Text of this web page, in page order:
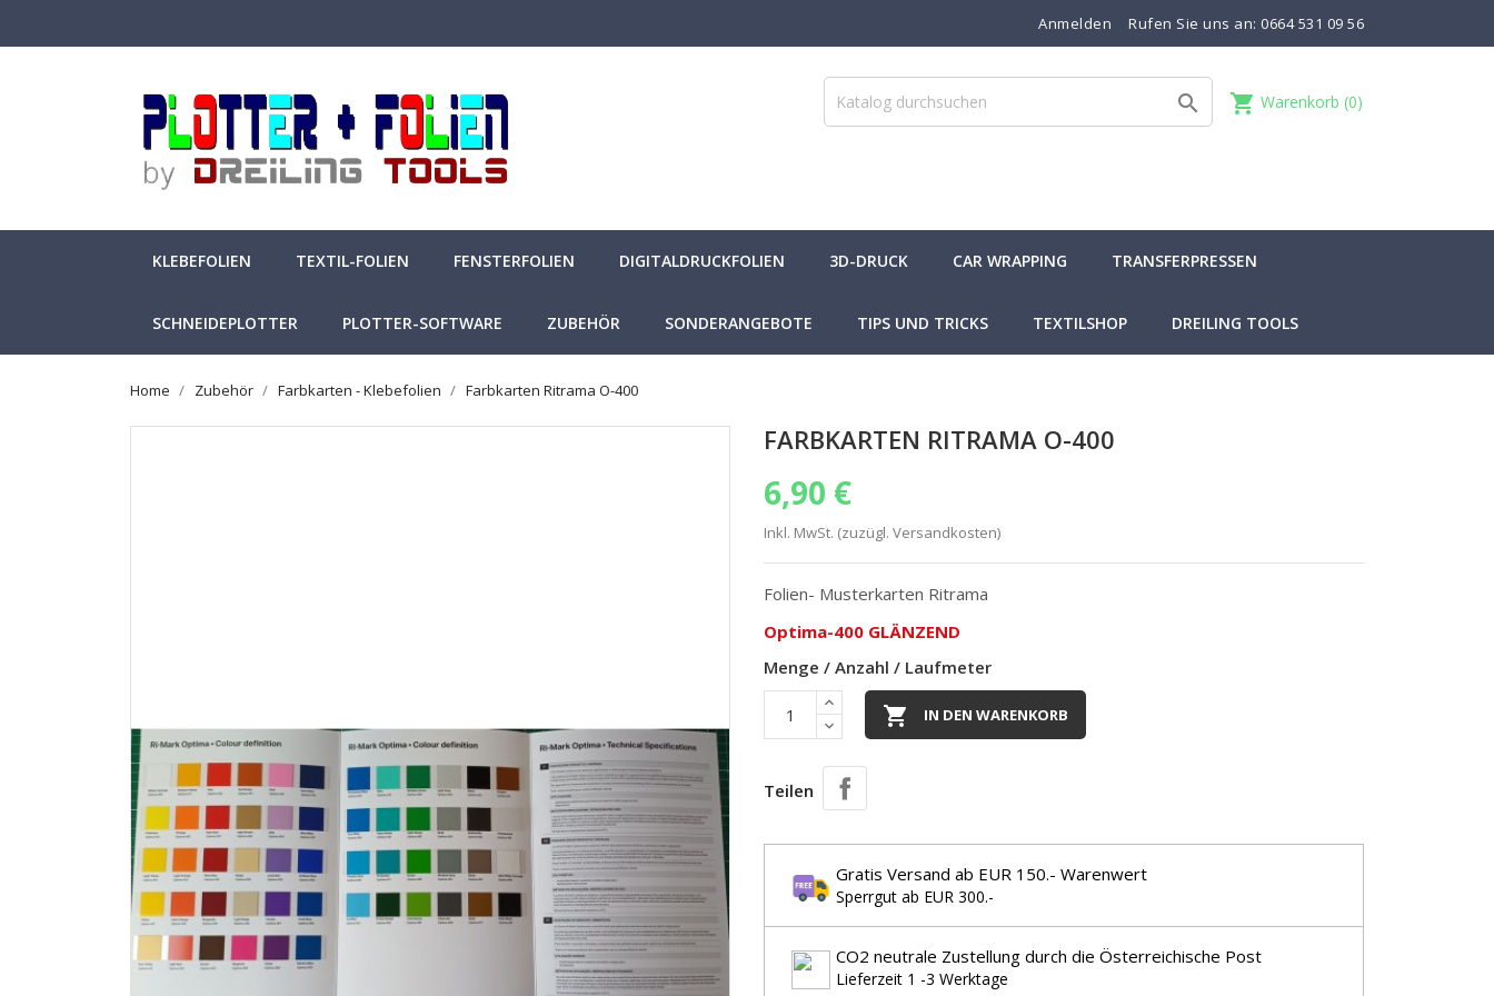
Anmelden Rufen Sie uns an: 0664 531 09 56
shopping_cart Warenkorb (0)

KLEBEFOLIEN TEXTIL-FOLIEN FENSTERFOLIEN DIGITALDRUCKFOLIEN 3D-DRUCK CAR WRAPPING TRANSFERPRESSEN
SCHNEIDEPLOTTER PLOTTER-SOFTWARE ZUBEHÖR SONDERANGEBOTE TIPS UND TRICKS TEXTILSHOP DREILING TOOLS
Home Zubehör Farbkarten - Klebefolien Farbkarten Ritrama O-400
FARBKARTEN RITRAMA O-400
6,90 €
Inkl. MwSt. (zuzügl. Versandkosten)
Folien- Musterkarten Ritrama
Optima-400 GLÄNZEND
Menge / Anzahl / Laufmeter
 IN DEN WARENKORB
Teilen
Gratis Versand ab EUR 150.- Warenwert
Sperrgut ab EUR 300.-
CO2 neutrale Zustellung durch die Österreichische Post
Lieferzeit 1 -3 Werktage